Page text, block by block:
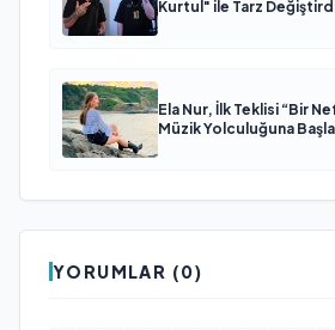
Kurtul" ile Tarz
Ela Nur, İlk Teklisi “Bir
Müzik Yolculuğuna
YORUMLAR (0)